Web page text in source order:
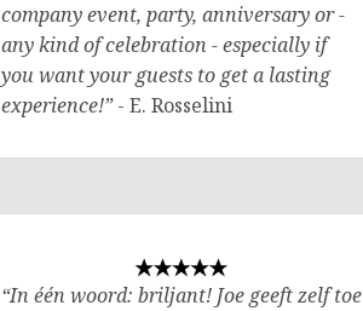
company event, party, anniversary or -
any kind of celebration - especially if
you want your guests to get a lasting
experience!”- E. Rosselini
“In één woord: briljant! Joe geeft zelf toe